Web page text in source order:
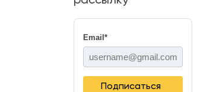
Email *
Подписаться